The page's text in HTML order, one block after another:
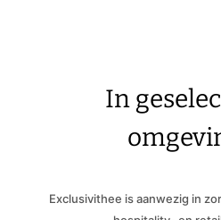
In
Exclusivithee is aanwezig in